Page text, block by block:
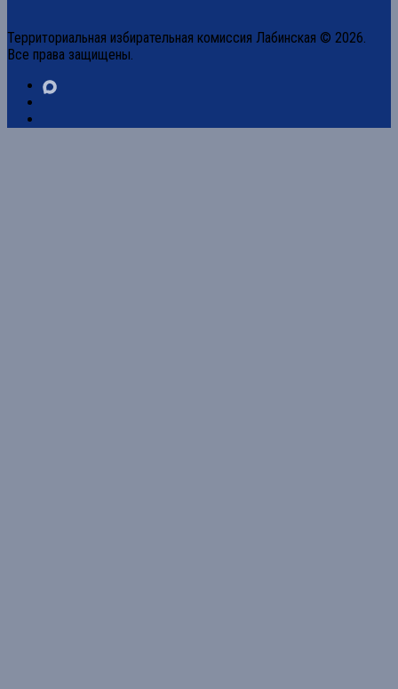
Территориальная избирательная комиссия Лабинская © 2026.
Все права защищены.